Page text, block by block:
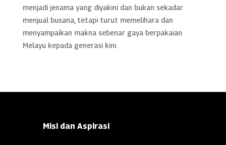
menjadi jenama yang diyakini dan bukan sekadar
menjual busana, tetapi turut memelihara dan
menyampaikan makna sebenar gaya berpakaian
Melayu kepada generasi kini.
Misi dan Aspirasi